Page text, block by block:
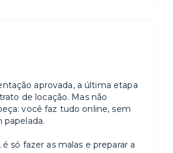
por portaria virtual e
Enviaremos instruções sobre
acomodação no dia da sua
que você visitasse algum de
conhecesse o apartamento. Caso
assim o anúncio ficará salvo para
aprovada, a última etapa
de locação. Mas não
você faz tudo online, sem
papelada.
só fazer as malas e preparar a